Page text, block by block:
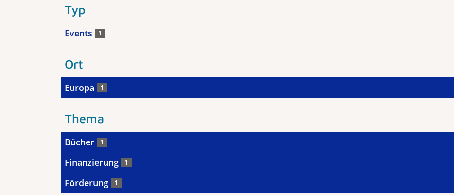
Typ
Events 1
Ort
Europa 1
Thema
Bücher 1
Finanzierung 1
Förderung 1